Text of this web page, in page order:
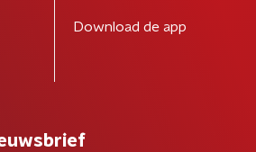
Download de app